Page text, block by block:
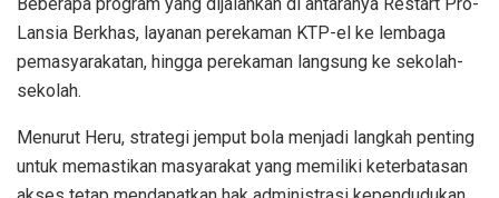
Lansia Berkhas, layanan perekaman KTP-el ke lembaga
pemasyarakatan, hingga perekaman langsung ke sekolah-
sekolah.
Menurut Heru, strategi jemput bola menjadi langkah penting
untuk memastikan masyarakat yang memiliki keterbatasan